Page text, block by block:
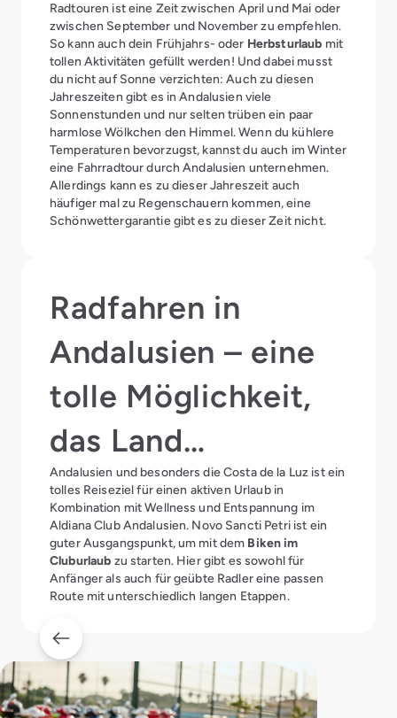
Radtouren ist eine Zeit zwischen April und Mai oder
zwischen September und November zu empfehlen.
So kann auch dein Frühjahrs- oder Herbsturlaub mit
tollen Aktivitäten gefüllt werden! Und dabei musst
du nicht auf Sonne verzichten: Auch zu diesen
Jahreszeiten gibt es in Andalusien viele
Sonnenstunden und nur selten trüben ein paar
harmlose Wölkchen den Himmel. Wenn du kühlere
Temperaturen bevorzugst, kannst du auch im Winter
eine Fahrradtour durch Andalusien unternehmen.
Allerdings kann es zu dieser Jahreszeit auch
häufiger mal zu Regenschauern kommen, eine
Schönwettergarantie gibt es zu dieser Zeit nicht.
Radfahren in
Andalusien – eine
tolle Möglichkeit,
das Land
kennenzulernen!
Andalusien und besonders die Costa de la Luz ist ein
tolles Reiseziel für einen aktiven Urlaub in
Kombination mit Wellness und Entspannung im
Aldiana Club Andalusien. Novo Sancti Petri ist ein
guter Ausgangspunkt, um mit dem Biken im
Cluburlaub zu starten. Hier gibt es sowohl für
Anfänger als auch für geübte Radler eine passen
Route mit unterschiedlich langen Etappen.